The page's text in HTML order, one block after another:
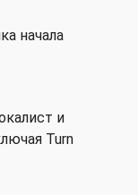
начала
и
Turn